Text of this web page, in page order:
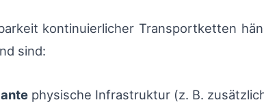
kontinuierlicher Transportketten
sind:
physische Infrastruktur (z. B.